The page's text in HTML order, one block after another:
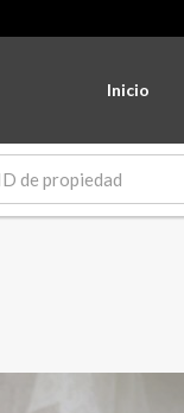
Inicio